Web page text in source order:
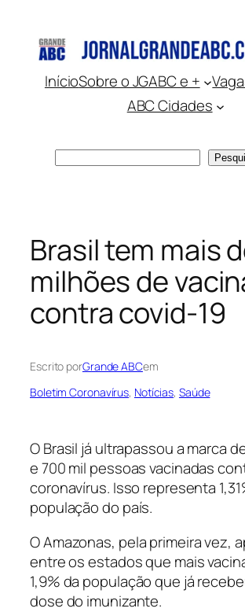
conteúdo
InícioSobre o JGABC e +
ABC Cidades
Brasil tem mais
milhões de
contra covid-19
Escrito porGrande ABCem
Boletim Coronavírus, Notícias, Saúde
O Brasil já ultrapassou a marca
e 700 mil pessoas vacinadas
coronavírus. Isso representa
população do país.
O Amazonas, pela primeira vez,
entre os estados que mais
1,9% da população que já
dose do imunizante.